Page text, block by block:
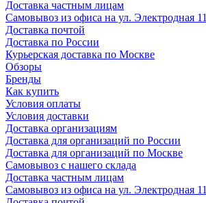
Доставка частным лицам
Самовывоз из офиса на ул. Электродная 11
Доставка почтой
Доставка по России
Курьерская доставка по Москве
Обзоры
Бренды
Как купить
Условия оплаты
Условия доставки
Доставка организациям
Доставка для организаций по России
Доставка для организаций по Москве
Самовывоз с нашего склада
Доставка частным лицам
Самовывоз из офиса на ул. Электродная 11